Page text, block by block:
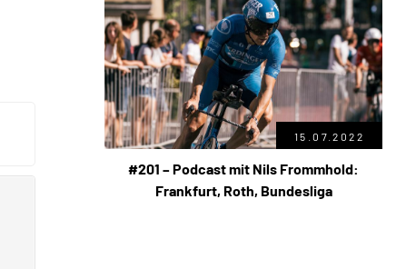
15.07.2022
#201 – Podcast mit Nils Frommhold:
Frankfurt, Roth, Bundesliga